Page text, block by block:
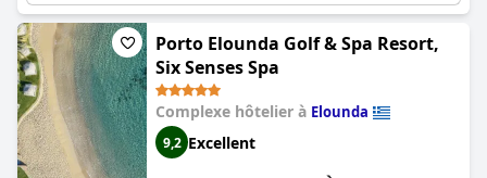
Porto Elounda Golf & Spa Resort,
Six Senses Spa
Complexe hôtelier à Elounda
9,2 Excellent